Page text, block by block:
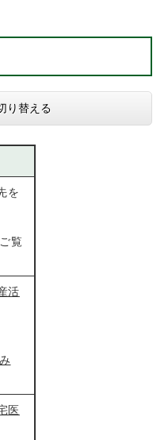
り替える
を
覧
活
医